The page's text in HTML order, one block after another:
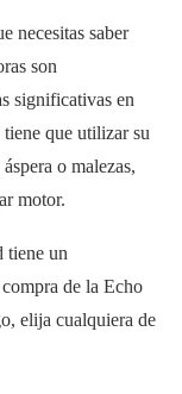
necesitas saber
son
significativas en
que utilizar su
o malezas,
motor.
tiene un
de la Echo
elija cualquiera de